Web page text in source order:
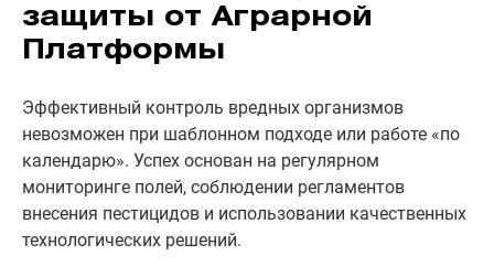
защиты от Аграрной
Платформы
Эффективный контроль вредных организмов
невозможен при шаблонном подходе или работе «по
календарю». Успех основан на регулярном
мониторинге полей, соблюдении регламентов
внесения пестицидов и использовании качественных
технологических решений.